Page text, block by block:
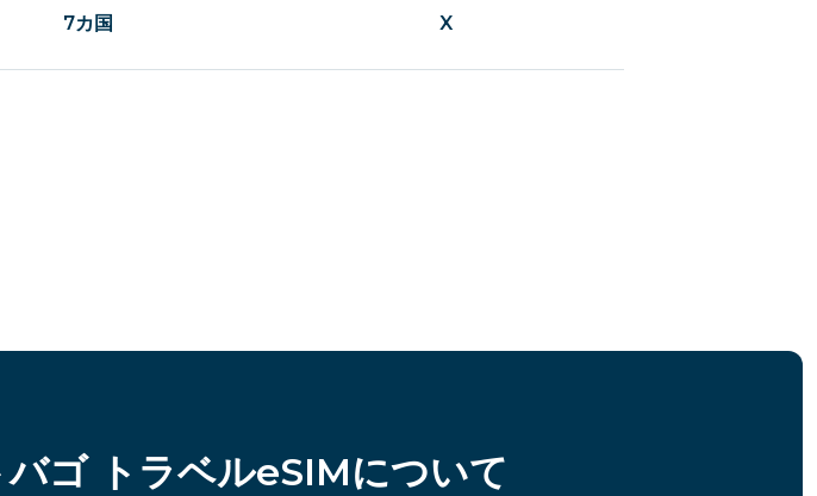
7カ国 X
ゴ トラベルeSIMについて